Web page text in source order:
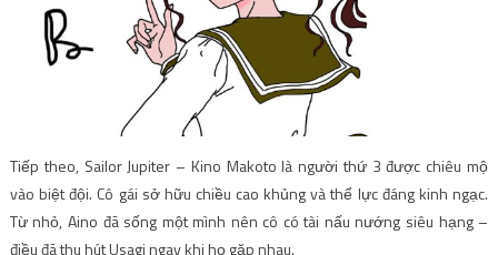
Tiếp theo, Sailor Jupiter – Kino Makoto là người thứ 3 được chiêu mộ
vào biệt đội. Cô gái sở hữu chiều cao khủng và thể lực đáng kinh ngạc.
Từ nhỏ, Aino đã sống một mình nên cô có tài nấu nướng siêu hạng –
điều đã thu hút Usagi ngay khi họ gặp nhau.